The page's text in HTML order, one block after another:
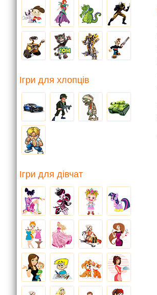
Ігри для хлопців
Ігри для дівчат